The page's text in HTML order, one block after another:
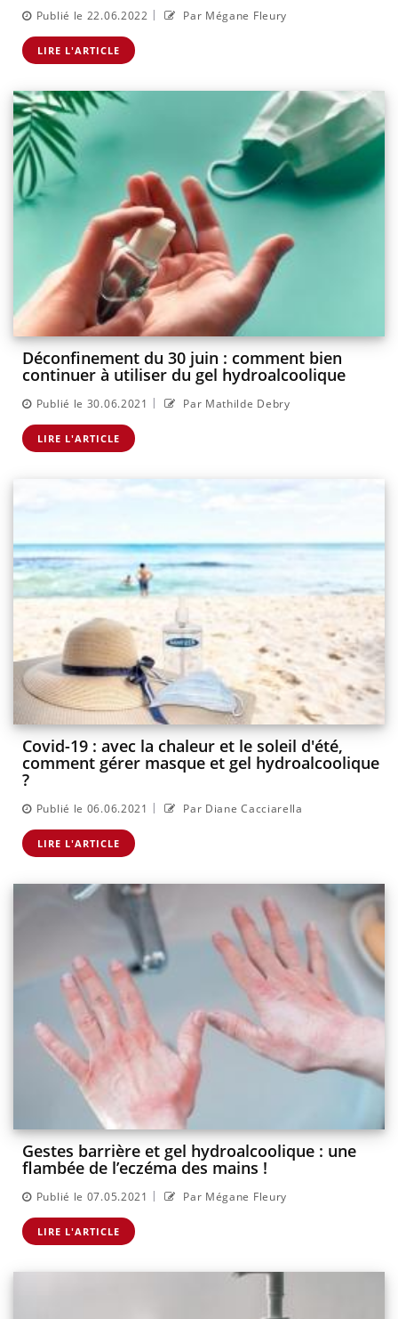
Publié le 22.06.2022 | Par Mégane Fleury
LIRE L'ARTICLE
Déconfinement du 30 juin : comment bien
continuer à utiliser du gel hydroalcoolique
Publié le 30.06.2021 | Par Mathilde Debry
LIRE L'ARTICLE
Covid-19 : avec la chaleur et le soleil d'été,
comment gérer masque et gel hydroalcoolique
?
Publié le 06.06.2021 | Par Diane Cacciarella
LIRE L'ARTICLE
Gestes barrière et gel hydroalcoolique : une
flambée de l’eczéma des mains !
Publié le 07.05.2021 | Par Mégane Fleury
LIRE L'ARTICLE